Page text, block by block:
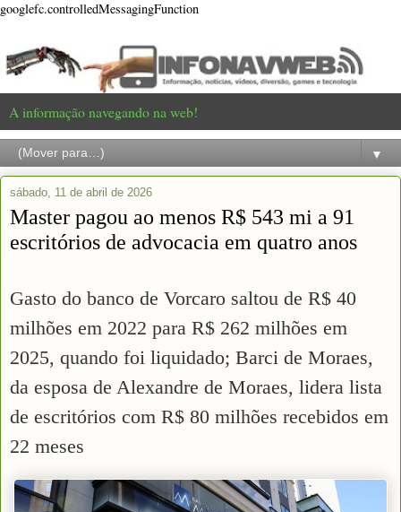
googlefc.controlledMessagingFunction
A informação navegando na web!
▼
sábado, 11 de abril de 2026
Master pagou ao menos R$ 543 mi a 91
escritórios de advocacia em quatro anos
Gasto do banco de Vorcaro saltou de R$ 40
milhões em 2022 para R$ 262 milhões em
2025, quando foi liquidado; Barci de Moraes,
da esposa de Alexandre de Moraes, lidera lista
de escritórios com R$ 80 milhões recebidos em
22 meses